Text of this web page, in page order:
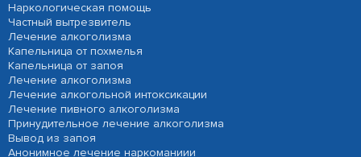
Наркологическая помощь
Частный вытрезвитель
Лечение алкоголизма
Капельница от похмелья
Капельница от запоя
Лечение алкоголизма
Лечение алкогольной интоксикации
Лечение пивного алкоголизма
Принудительное лечение алкоголизма
Вывод из запоя
Анонимное лечение наркоманиии